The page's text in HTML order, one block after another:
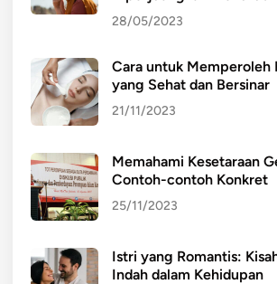
28/05/2023
Cara untuk Memperoleh
yang Sehat dan Bersinar
21/11/2023
Memahami Kesetaraan
Contoh-contoh Konkret
25/11/2023
Istri yang Romantis:
Indah dalam Kehidupan